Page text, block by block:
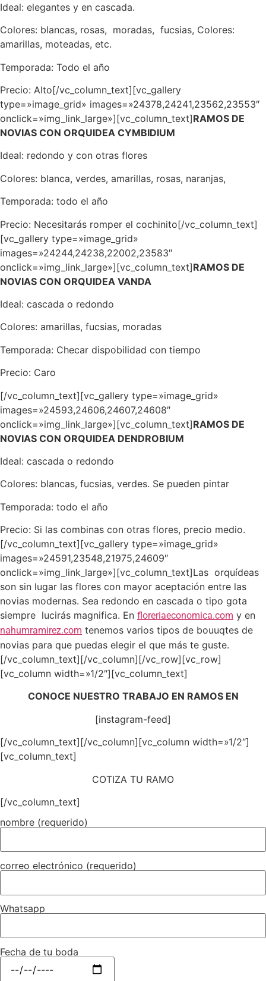
Ideal: elegantes y en cascada.
Colores: blancas, rosas, moradas, fucsias, Colores:
amarillas, moteadas, etc.
Temporada: Todo el año
Precio: Alto[/vc_column_text][vc_gallery
type=»image_grid» images=»24378,24241,23562,23553″
onclick=»img_link_large»][vc_column_text]RAMOS DE
NOVIAS CON ORQUIDEA CYMBIDIUM
Ideal: redondo y con otras flores
Colores: blanca, verdes, amarillas, rosas, naranjas,
Temporada: todo el año
Precio: Necesitarás romper el cochinito[/vc_column_text]
[vc_gallery type=»image_grid»
images=»24244,24238,22002,23583″
onclick=»img_link_large»][vc_column_text]RAMOS DE
NOVIAS CON ORQUIDEA VANDA
Ideal: cascada o redondo
Colores: amarillas, fucsias, moradas
Temporada: Checar dispobilidad con tiempo
Precio: Caro
[/vc_column_text][vc_gallery type=»image_grid»
images=»24593,24606,24607,24608″
onclick=»img_link_large»][vc_column_text]RAMOS DE
NOVIAS CON ORQUIDEA DENDROBIUM
Ideal: cascada o redondo
Colores: blancas, fucsias, verdes. Se pueden pintar
Temporada: todo el año
Precio: Si las combinas con otras flores, precio medio.
[/vc_column_text][vc_gallery type=»image_grid»
images=»24591,23548,21975,24609″
onclick=»img_link_large»][vc_column_text]Las orquídeas
son sin lugar las flores con mayor aceptación entre las
novias modernas. Sea redondo en cascada o tipo gota
siempre lucirás magnifica. En floreriaeconomica.com y en
nahumramirez.com tenemos varios tipos de bouuqtes de
novias para que puedas elegir el que más te guste.
[/vc_column_text][/vc_column][/vc_row][vc_row]
[vc_column width=»1/2″][vc_column_text]
CONOCE NUESTRO TRABAJO EN RAMOS EN
[instagram-feed]
[/vc_column_text][/vc_column][vc_column width=»1/2″]
[vc_column_text]
COTIZA TU RAMO
[/vc_column_text]
nombre (requerido)
correo electrónico (requerido)
Whatsapp
Fecha de tu boda